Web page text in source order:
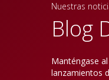
Nuestras
Blog
Manténgase
lanzamientos